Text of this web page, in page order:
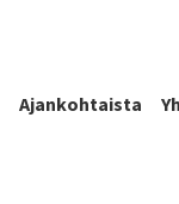
Ajankohtaista